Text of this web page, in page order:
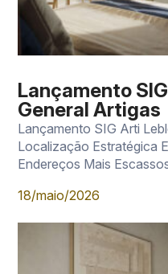
Lançamento
General Artigas
Lançamento SIG Arti
Localização Estratégica
Endereços Mais
18/maio/2026